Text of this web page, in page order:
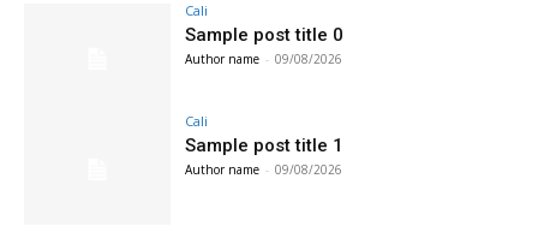
Cali
Sample post title 0
Author name - 09/08/2026
Cali
Sample post title 1
Author name - 09/08/2026